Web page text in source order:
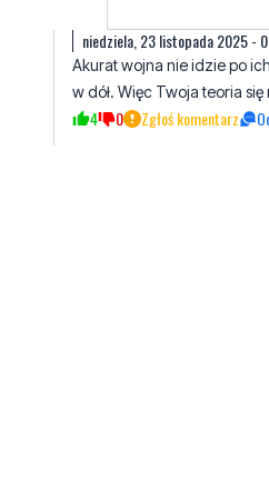
niedziela, 23 listopada 2025 -
Akurat wojna nie idzie po
w dół. Więc Twoja teoria
4 0 Zgłoś komentarz